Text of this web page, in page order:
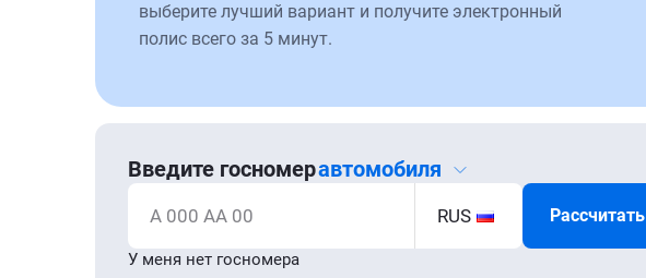
выберите лучший вариант и получите электронный
полис всего за 5 минут.
Введите госномеравтомобиля
А 000 АА 00 RUS Рассчитать
У меня нет госномера